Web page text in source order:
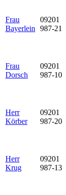
Frau
Bayerlein
09201
987-21
Frau
Dorsch
09201
987-10
Herr
Körber
09201
987-20
Herr
Krug
09201
987-13